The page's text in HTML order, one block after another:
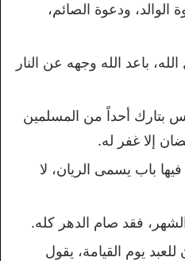
الوالد، ودعوة الصائم،
باعد الله وجهه عن النار
بتارك أحداً من المسلمين
إلا غفر له.
باب يسمى الريان، لا
فقد صام الدهر كله.
يوم القيامة، يقول